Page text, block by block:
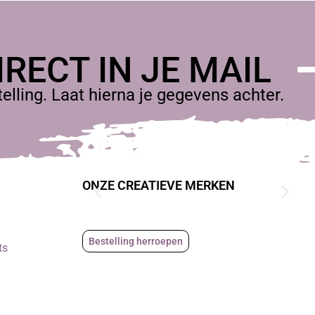
IN JE MAIL
Laat hierna je gegevens achter.
ONZE CREATIEVE MERKEN
Bestelling herroepen